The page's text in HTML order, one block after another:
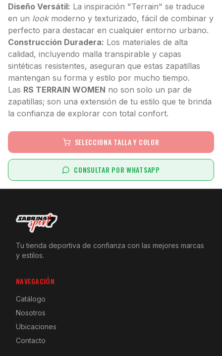
Diseño Versátil: La inspiración "Terrain" se traduce
en un lookmoderno y texturizado, fácil de combinar y
perfecto para destacar en cualquier entorno urbano.
Construcción Duradera: Los materiales de alta
calidad, incluyendo malla transpirable y capas
sintéticas resistentes, aseguran que estas zapatillas
mantengan su forma y estilo por mucho tiempo.
Las RS TERRAIN WOMEN no son solo un par de
zapatillas; son una extensión de tu estilo que te brinda
la confianza de explorar con total confort.
SELECCIONA TALLA Y COLOR
CONSULTAR POR WHATSAPP
Tu tienda deportiva de confianza con las mejores marcas
y estilos.
NAVEGACIÓN
Catálogo
Nosotros
Ubicaciones
Contacto